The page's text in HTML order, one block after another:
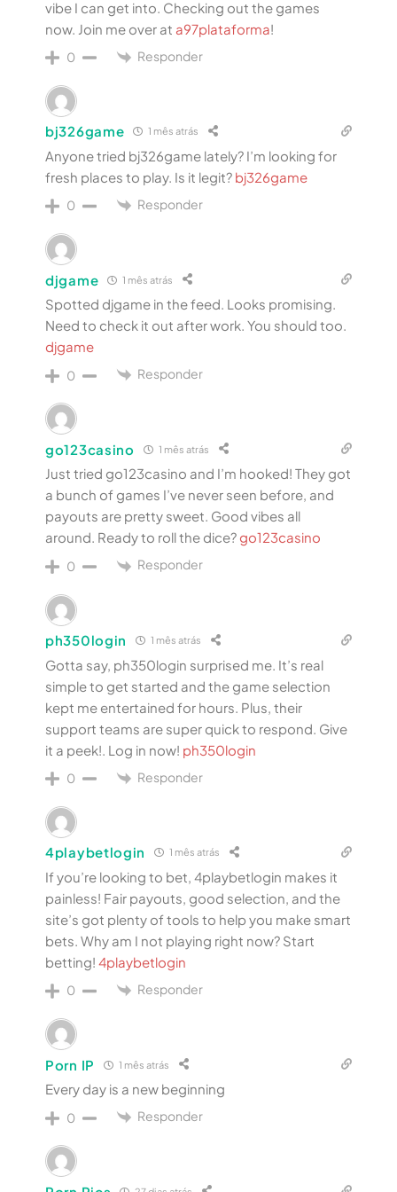
vibe I can get into. Checking out the games
now. Join me over at a97plataforma!
0 Responder
bj326game 1 mês atrás
Anyone tried bj326game lately? I’m looking for
fresh places to play. Is it legit? bj326game
0 Responder
djgame 1 mês atrás
Spotted djgame in the feed. Looks promising.
Need to check it out after work. You should too.
djgame
0 Responder
go123casino 1 mês atrás
Just tried go123casino and I’m hooked! They got
a bunch of games I’ve never seen before, and
payouts are pretty sweet. Good vibes all
around. Ready to roll the dice? go123casino
0 Responder
ph350login 1 mês atrás
Gotta say, ph350login surprised me. It’s real
simple to get started and the game selection
kept me entertained for hours. Plus, their
support teams are super quick to respond. Give
it a peek!. Log in now! ph350login
0 Responder
4playbetlogin 1 mês atrás
If you’re looking to bet, 4playbetlogin makes it
painless! Fair payouts, good selection, and the
site’s got plenty of tools to help you make smart
bets. Why am I not playing right now? Start
betting! 4playbetlogin
0 Responder
Porn IP 1 mês atrás
Every day is a new beginning
0 Responder